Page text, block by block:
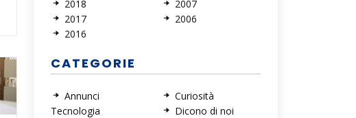
2018
2017
2016
2007
2006
CATEGORIE
Annunci
Tecnologia
Curiosità
Dicono di noi